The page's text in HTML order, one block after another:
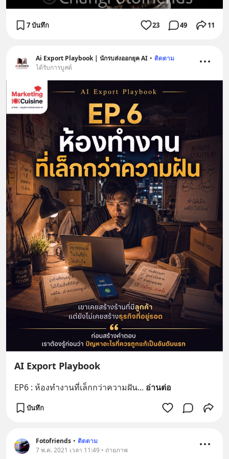
7 บันทึก 23 49 11
Ai Export Playbook | นักรบส่งออกยุค AI • ติดตาม
ได้รับการบูสต์
AI Export Playbook
EP6 : ห้องทำงานที่เล็กกว่าความฝัน... อ่านต่อ
บันทึก
Fotofriends • ติดตาม
7 พ.ค. 2021 เวลา 11:49 • ถ่ายภาพ